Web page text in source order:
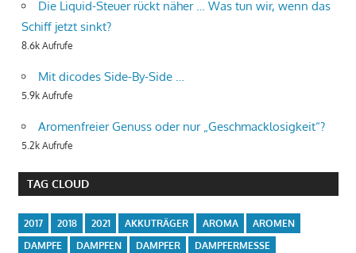
Die Liquid-Steuer rückt näher … Was tun wir, wenn das
Schiff jetzt sinkt?
8.6k Aufrufe
Mit dicodes Side-By-Side …
5.9k Aufrufe
Aromenfreier Genuss oder nur „Geschmacklosigkeit“?
5.2k Aufrufe
TAG CLOUD
2017 2018 2021 AKKUTRÄGER AROMA
AROMEN
DAMPFE
DAMPFEN DAMPFER
DAMPFERMESSE